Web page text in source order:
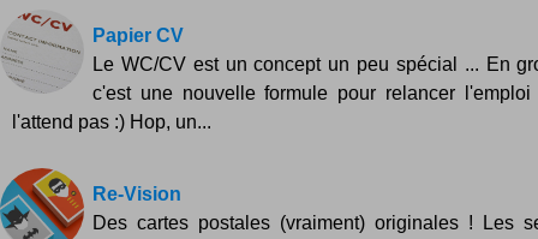
Papier CV
Le WC/CV est un concept un peu spécial ... En
c'est une nouvelle formule pour relancer
l'attend pas :) Hop, un...
Re-Vision
Des cartes postales (vraiment) originales ! Les